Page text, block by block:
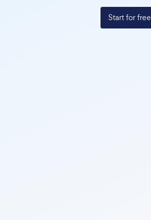
Start for free